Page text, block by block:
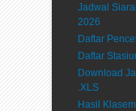
Jadwal
2026
Daftar
Daftar
Download
.XLS
Hasil